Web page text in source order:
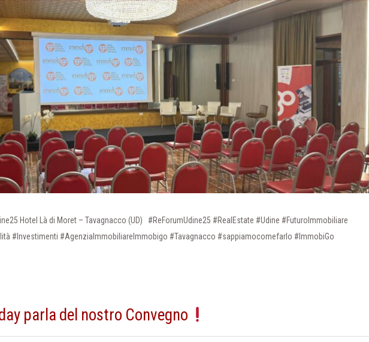
Hotel Là di Moret – Tavagnacco (UD) #ReForumUdine25 #RealEstate #Udine #FuturoImmobiliare
#Investimenti #AgenziaImmobiliareImmobigo #Tavagnacco #sappiamocomefarlo #ImmobiGo
parla del nostro Convegno